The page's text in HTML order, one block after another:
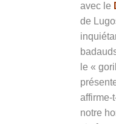
avec le
de
le «
affirme-
notre